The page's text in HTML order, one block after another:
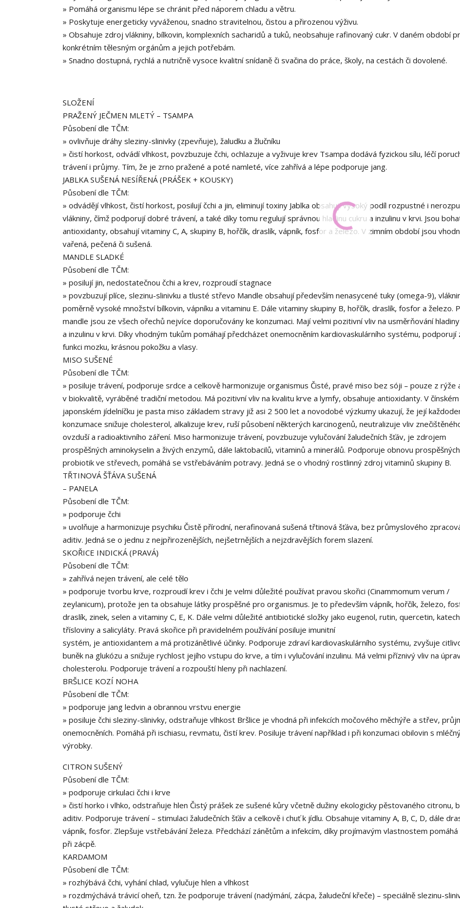
» Pomáhá organismu lépe se chránit před náporem chladu a větru.
» Poskytuje energeticky vyváženou, snadno stravitelnou, čistou a přirozenou výživu.
» Obsahuje zdroj vlákniny, bílkovin, komplexních sacharidů a tuků, neobsahuje rafinovaný cukr. V daném období
konkrétním tělesným orgánům a jejich potřebám.
» Snadno dostupná, rychlá a nutričně vysoce kvalitní snídaně či svačina do práce, školy, na cestách či dovolené.
SLOŽENÍ
PRAŽENÝ JEČMEN MLETÝ – TSAMPA
Působení dle TČM:
» ovlivňuje dráhy sleziny-slinivky (zpevňuje), žaludku a žlučníku
» čistí horkost, odvádí vlhkost, povzbuzuje čchi, ochlazuje a vyživuje krev Tsampa dodává fyzickou sílu, léčí
trávení i průjmy. Tím, že je zrno pražené a poté namleté, více zahřívá a lépe podporuje jang.
JABLKA SUŠENÁ NESÍŘENÁ (PRÁŠEK + KOUSKY)
Působení dle TČM:
» odvádějí vlhkost, čistí horkost, posilují čchi a jin, eliminují toxiny Jablka obsahují vysoký podíl rozpustné i
vlákniny, čímž podporují dobré trávení, a také díky tomu regulují správnou hladinu cukru a inzulinu v krvi. Jsou
antioxidanty, obsahují vitaminy C, A, skupiny B, hořčík, draslík, vápník, fosfor a železo. V zimním období jsou
vařená, pečená či sušená.
MANDLE SLADKÉ
Působení dle TČM:
» posilují jin, nedostatečnou čchi a krev, rozproudí stagnace
» povzbuzují plíce, slezinu-slinivku a tlusté střevo Mandle obsahují především nenasycené tuky (omega-9),
poměrně vysoké množství bílkovin, vápníku a vitaminu E. Dále vitaminy skupiny B, hořčík, draslík, fosfor a železo.
mandle jsou ze všech ořechů nejvíce doporučovány ke konzumaci. Mají velmi pozitivní vliv na usměrňování
a inzulinu v krvi. Díky vhodným tukům pomáhají předcházet onemocněním kardiovaskulárního systému, podporují
funkci mozku, krásnou pokožku a vlasy.
MISO SUŠENÉ
Působení dle TČM:
» posiluje trávení, podporuje srdce a celkově harmonizuje organismus Čisté, pravé miso bez sóji – pouze z rýže
v biokvalitě, vyráběné tradiční metodou. Má pozitivní vliv na kvalitu krve a lymfy, obsahuje antioxidanty. V čínském
japonském jídelníčku je pasta miso základem stravy již asi 2 500 let a novodobé výzkumy ukazují, že její
konzumace snižuje cholesterol, alkalizuje krev, ruší působení některých karcinogenů, neutralizuje vliv
ovzduší a radioaktivního záření. Miso harmonizuje trávení, povzbuzuje vylučování žaludečních šťáv, je zdrojem
prospěšných aminokyselin a živých enzymů, dále laktobacilů, vitaminů a minerálů. Podporuje obnovu prospěšných
probiotik ve střevech, pomáhá se vstřebáváním potravy. Jedná se o vhodný rostlinný zdroj vitaminů skupiny B.
TŘTINOVÁ ŠŤÁVA SUŠENÁ
– PANELA
Působení dle TČM:
» podporuje čchi
» uvolňuje a harmonizuje psychiku Čistě přírodní, nerafinovaná sušená třtinová šťáva, bez průmyslového
aditiv. Jedná se o jednu z nejpřirozenějších, nejšetrnějších a nejzdravějších forem slazení.
SKOŘICE INDICKÁ (PRAVÁ)
Působení dle TČM:
» zahřívá nejen trávení, ale celé tělo
» podporuje tvorbu krve, rozproudí krev i čchi Je velmi důležité používat pravou skořici (Cinammomum verum /
zeylanicum), protože jen ta obsahuje látky prospěšné pro organismus. Je to především vápník, hořčík, železo,
draslík, zinek, selen a vitaminy C, E, K. Dále velmi důležité antibiotické složky jako eugenol, rutin, quercetin,
třísloviny a salicyláty. Pravá skořice při pravidelném používání posiluje imunitní
systém, je antioxidantem a má protizánětlivé účinky. Podporuje zdraví kardiovaskulárního systému, zvyšuje
buněk na glukózu a snižuje rychlost jejího vstupu do krve, a tím i vylučování inzulinu. Má velmi příznivý vliv na
cholesterolu. Podporuje trávení a rozpouští hleny při nachlazení.
BRŠLICE KOZÍ NOHA
Působení dle TČM:
» podporuje jang ledvin a obrannou vrstvu energie
» posiluje čchi sleziny-slinivky, odstraňuje vlhkost Bršlice je vhodná při infekcích močového měchýře a střev,
onemocněních. Pomáhá při ischiasu, revmatu, čistí krev. Posiluje trávení například i při konzumaci obilovin s
výrobky.
CITRON SUŠENÝ
Působení dle TČM:
» podporuje cirkulaci čchi i krve
» čistí horko i vlhko, odstraňuje hlen Čistý prášek ze sušené kůry včetně dužiny ekologicky pěstovaného citronu,
aditiv. Podporuje trávení – stimulaci žaludečních šťáv a celkově i chuť k jídlu. Obsahuje vitaminy A, B, C, D, dále
vápník, fosfor. Zlepšuje vstřebávání železa. Předchází zánětům a infekcím, díky projímavým vlastnostem
při zácpě.
KARDAMOM
Působení dle TČM:
» rozhýbává čchi, vyhání chlad, vylučuje hlen a vlhkost
» rozdmýchává trávicí oheň, tzn. že podporuje trávení (nadýmání, zácpa, žaludeční křeče) – speciálně slezinu-